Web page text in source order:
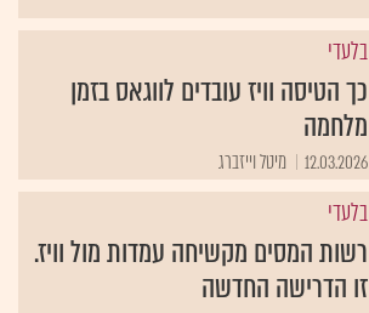
בלעדי
כך הטיסה וויז עובדים לווגאס בזמן
מלחמה
12.03.2026 מיטל וייזברג
בלעדי
רשות המסים מקשיחה עמדות מול וויז.
זו הדרישה החדשה